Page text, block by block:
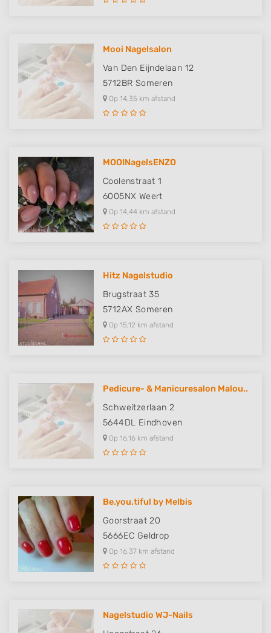
Mooi Nagelsalon
Van Den Eijndelaan 12
5712BR Someren
Op 14,35 km afstand
MOOINagelsENZO
Coolenstraat 1
6005NX Weert
Op 14,44 km afstand
Hitz Nagelstudio
Brugstraat 35
5712AX Someren
Op 15,12 km afstand
Pedicure- & Manicuresalon Malou..
Schweitzerlaan 2
5644DL Eindhoven
Op 16,16 km afstand
Be.you.tiful by Melbis
Goorstraat 20
5666EC Geldrop
Op 16,37 km afstand
Nagelstudio WJ-Nails